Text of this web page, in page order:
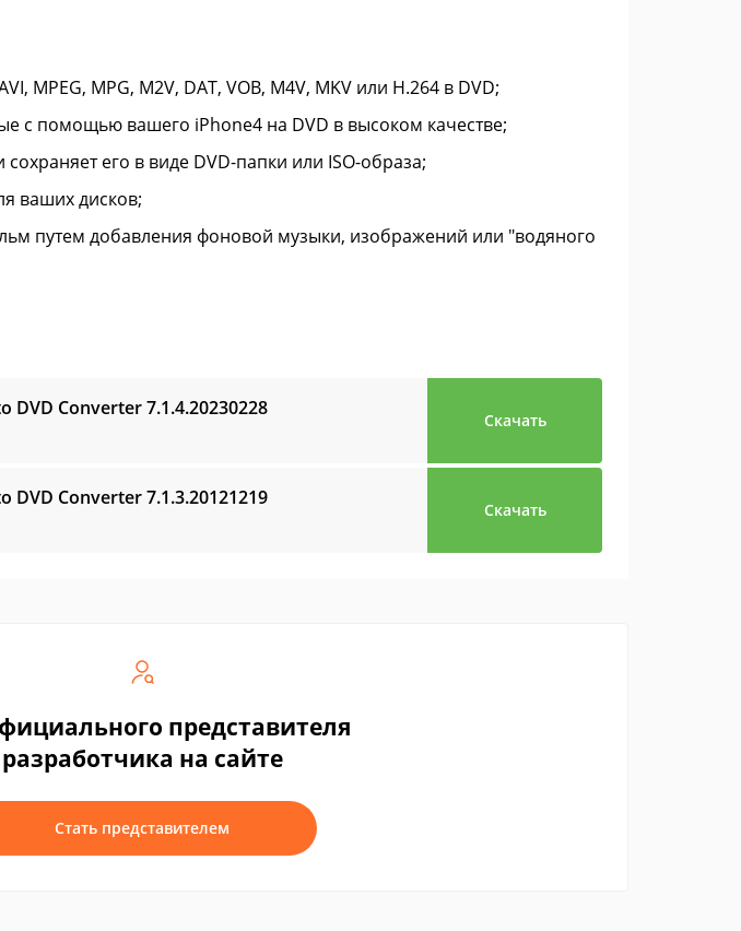
MPEG, MPG, M2V, DAT, VOB, M4V, MKV или H.264 в DVD;
с помощью вашего iPhone4 на DVD в высоком качестве;
его в виде DVD-папки или ISO-образа;
ваших дисков;
путем добавления фоновой музыки, изображений или "водяного
DVD Converter7.1.4.20230228
Скачать
DVD Converter7.1.3.20121219
Скачать
представителя
разработчика на сайте
Стать представителем